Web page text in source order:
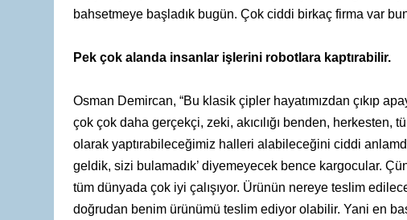
bahsetmeye başladık bugün. Çok ciddi birkaç firma var
Pek çok alanda insanlar işlerini robotlara kaptırabilir.
Osman Demircan, “Bu klasik çipler hayatımızdan çıkıp
çok çok daha gerçekçi, zeki, akıcılığı benden,
olarak yaptırabileceğimiz halleri alabileceğini ciddi
geldik, sizi bulamadık’ diyemeyecek bence kargocular.
tüm dünyada çok iyi çalışıyor. Ürünün nereye teslim
doğrudan benim ürünümü teslim ediyor olabilir. Yani en